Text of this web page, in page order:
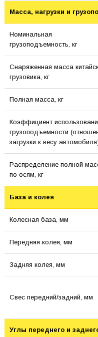
Масса, нагрузки и
Номинальная
грузоподъемность, кг
Снаряженная масса
грузовика, кг
Полная масса, кг
Коэффициент
грузоподъемности
загрузки к весу
Распределение полной
по осям, кг
База и колея
Колесная база, мм
Передняя колея, мм
Задняя колея, мм
Свес передний/задний, мм
Углы переднего и